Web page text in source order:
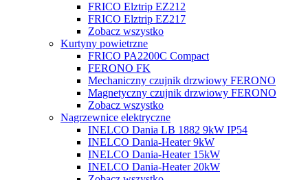
FRICO Elztrip EZ212
FRICO Elztrip EZ217
Zobacz wszystko
Kurtyny powietrzne
FRICO PA2200C Compact
FERONO FK
Mechaniczny czujnik drzwiowy FERONO
Magnetyczny czujnik drzwiowy FERONO
Zobacz wszystko
Nagrzewnice elektryczne
INELCO Dania LB 1882 9kW IP54
INELCO Dania-Heater 9kW
INELCO Dania-Heater 15kW
INELCO Dania-Heater 20kW